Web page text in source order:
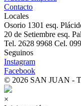
Contacto
Locales
Osorio 1301 esq.
20 de Setiembre esq.
Tel. 2628 9968 Cel.
Seguinos
Instagram
Facebook
© 2026 SAN JUAN -
×